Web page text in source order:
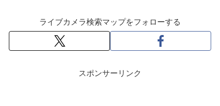
ライブカメラ検索マップをフォローする
スポンサーリンク